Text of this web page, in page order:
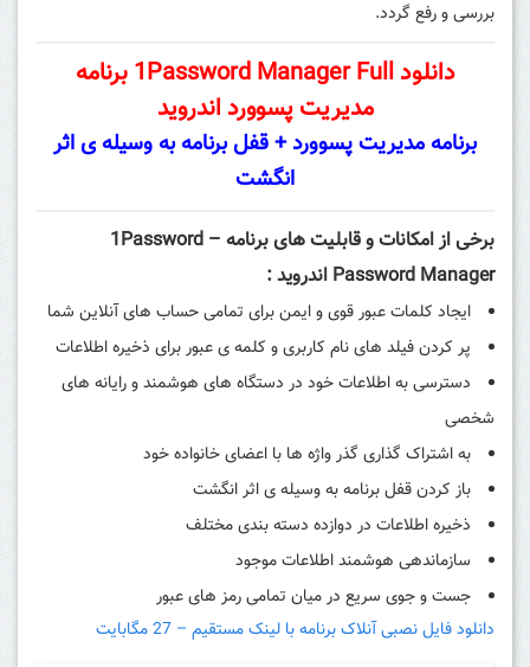
بررسی و رفع گردد.
دانلود 1Password Manager Full برنامه
مدیریت پسوورد اندروید
برنامه مدیریت پسوورد + قفل برنامه به وسیله ی اثر
انگشت
برخی از امکانات و قابلیت های برنامه 1Password –
Password Manager اندروید :
ایجاد کلمات عبور قوی و ایمن برای تمامی حساب های آنلاین شما
پر کردن فیلد های نام کاربری و کلمه ی عبور برای ذخیره اطلاعات
دسترسی به اطلاعات خود در دستگاه های هوشمند و رایانه های
شخصی
به اشتراک گذاری گذر واژه ها با اعضای خانواده خود
باز کردن قفل برنامه به وسیله ی اثر انگشت
ذخیره اطلاعات در دوازده دسته بندی مختلف
سازماندهی هوشمند اطلاعات موجود
جست و جوی سریع در میان تمامی رمز های عبور
دانلود فایل نصبی آنلاک برنامه با لینک مستقیم – 27 مگابایت